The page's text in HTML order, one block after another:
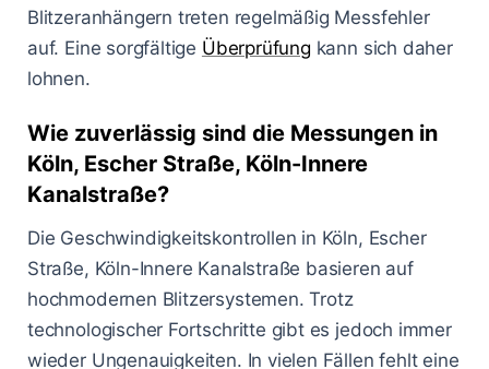
Blitzeranhängern treten regelmäßig Messfehler
auf. Eine sorgfältige Überprüfung kann sich daher
lohnen.
Wie zuverlässig sind die Messungen in
Köln, Escher Straße, Köln-Innere
Kanalstraße?
Die Geschwindigkeitskontrollen in Köln, Escher
Straße, Köln-Innere Kanalstraße basieren auf
hochmodernen Blitzersystemen. Trotz
technologischer Fortschritte gibt es jedoch immer
wieder Ungenauigkeiten. In vielen Fällen fehlt eine